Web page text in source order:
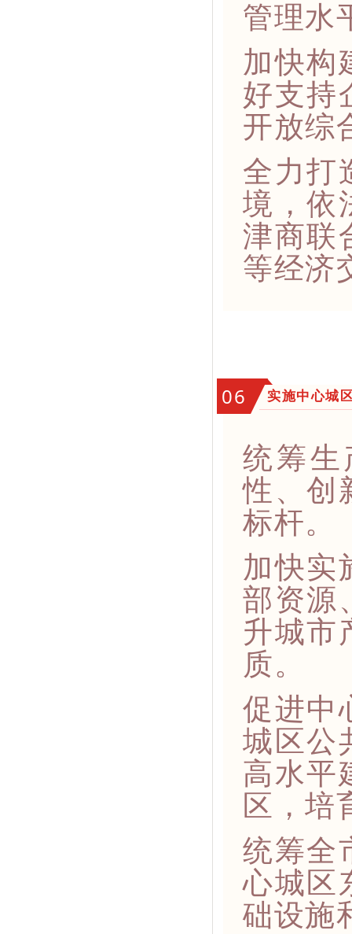
管理水
加快构
好支持
开放综
全力打
境，依
津商联
等经济
06 实施中心城
统筹
性、创
标杆。
加快实
部资源
升城市
质。
促进中
城区公
高水平
区，培
统筹全
心城区
础设施